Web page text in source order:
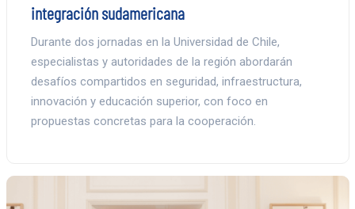
integración sudamericana
Durante dos jornadas en la Universidad de Chile,
especialistas y autoridades de la región abordarán
desafíos compartidos en seguridad, infraestructura,
innovación y educación superior, con foco en
propuestas concretas para la cooperación.